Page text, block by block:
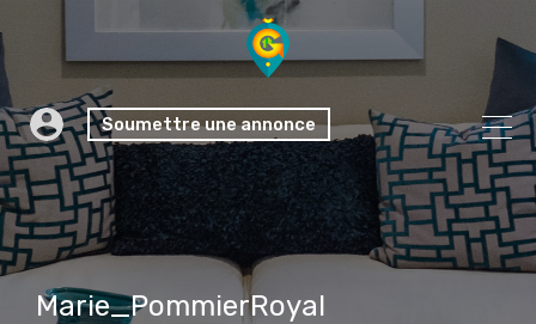
Soumettre une annonce
Marie_PommierRoyal